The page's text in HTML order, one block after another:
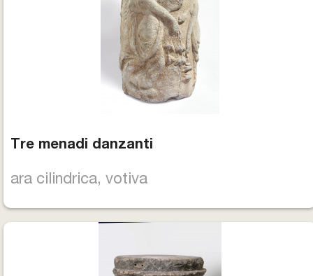
Tre menadi danzanti
ara cilindrica, votiva